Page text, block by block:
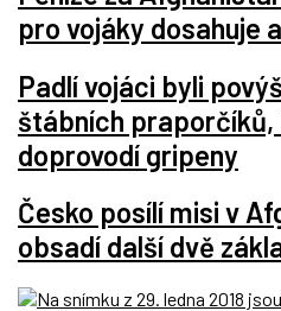
pro vojáky dosahuje
Padlí vojáci byli
štábních
doprovodí gripeny
Česko posílí misi v
obsadí další dvě